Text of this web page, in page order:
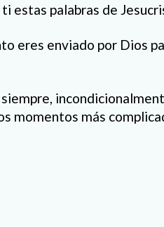
estas palabras de
eres enviado por Dios
momentos más